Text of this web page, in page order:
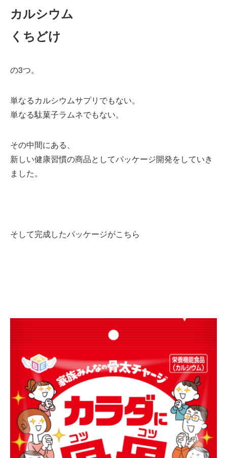
カルシウム
くちどけ
の3つ。
単なるカルシウムサプリでもない。
単なる駄菓子ラムネでもない。
その中間にある、
新しい健康習慣の商品としてパッケージ開発をしていき
ました。
そして完成したパッケージがこちら